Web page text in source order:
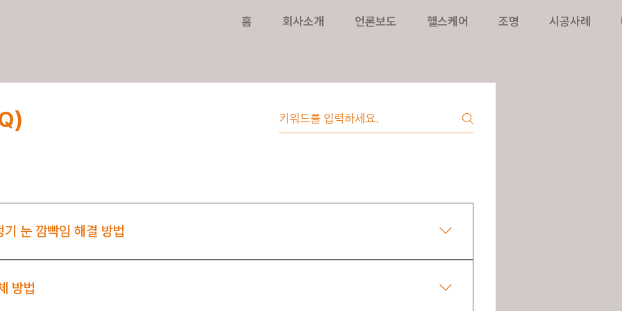
홈 회사소개 언론보도 헬스케어 조명 시공사례
눈 깜빡임 해결 방법
터 교체 방법